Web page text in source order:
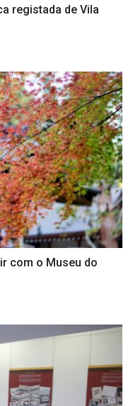
registada de Vila
com o Museu do